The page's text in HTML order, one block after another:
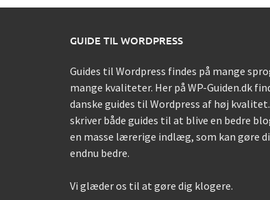
GUIDE TIL WORDPRESS
Guides til Wordpress findes på mange
mange kvaliteter. Her på WP-Guiden.dk
danske guides til Wordpress af høj kvalitet.
skriver både guides til at blive en bedre
en masse lærerige indlæg, som kan gøre
endnu bedre.
Vi glæder os til at gøre dig klogere.